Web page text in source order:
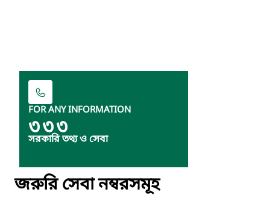
FOR ANY INFORMATION
৩৩৩
সরকারি তথ্য ও সেবা
জরুরি সেবা নম্বরসমূহ